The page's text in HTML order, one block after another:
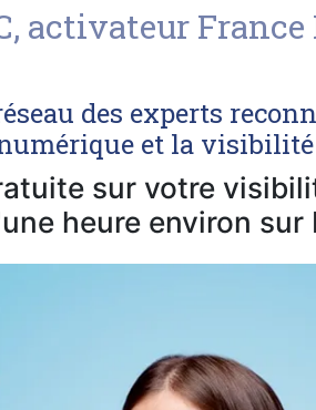
activateur
des experts
et la visibilité
sur votre
heure environ sur